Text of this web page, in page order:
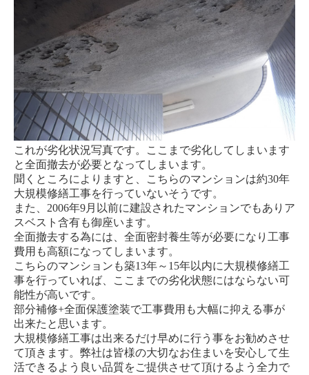
これが劣化状況写真です。ここまで劣化してしまいます
と全面撤去が必要となってしまいます。
聞くところによりますと、こちらのマンションは約30年
大規模修繕工事を行っていないそうです。
また、2006年9月以前に建設されたマンションでもありア
スベスト含有も御座います。
全面撤去する為には、全面密封養生等が必要になり工事
費用も高額になってしまいます。
こちらのマンションも築13年～15年以内に大規模修繕工
事を行っていれば、ここまでの劣化状態にはならない可
能性が高いです。
部分補修+全面保護塗装で工事費用も大幅に抑える事が
出来たと思います。
大規模修繕工事は出来るだけ早めに行う事をお勧めさせ
て頂きます。弊社は皆様の大切なお住まいを安心して生
活できるよう良い品質をご提供させて頂けるよう全力で